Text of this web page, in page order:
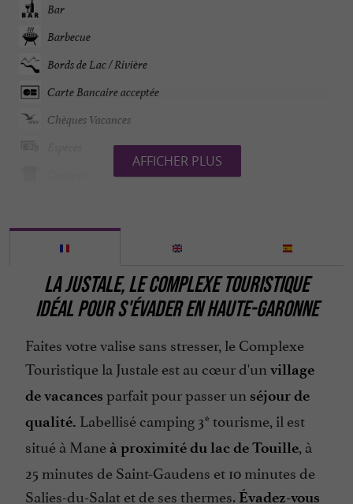
Bar
Barbecue
Bords de Lac / Rivière
Carte Bancaire acceptée
Chèques Vacances
Jeux pour enfants
Lave Linge
Location de draps
Micro Onde
Mini Golf
Ouvert toute l'année
Parking
Ping pong
Piscine
Salon de Jardin
AFFICHER PLUS
LA JUSTALE, LE COMPLEXE TOURISTIQUE
IDÉAL POUR S'ÉVADER EN HAUTE-GARONNE
Faites votre valise sans stresser, le Complexe
Touristique la Justale est au cœur d'un village
de vacances parfait pour passer un séjour de
qualité. Labellisé camping 3* tourisme, il est
situé à Mane à proximité du lac de Touille, à
25 minutes de Saint-Gaudens et 10 minutes de
Salies-du-Salat et de ses thermes. Évadez-vous